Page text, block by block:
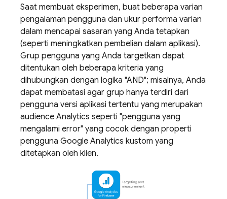
Saat membuat eksperimen, buat beberapa varian
pengalaman pengguna dan ukur performa varian
dalam mencapai sasaran yang Anda tetapkan
(seperti meningkatkan pembelian dalam aplikasi).
Grup pengguna yang Anda targetkan dapat
ditentukan oleh beberapa kriteria yang
dihubungkan dengan logika "AND"; misalnya, Anda
dapat membatasi agar grup hanya terdiri dari
pengguna versi aplikasi tertentu yang merupakan
audience Analytics seperti "pengguna yang
mengalami error" yang cocok dengan properti
pengguna Google Analytics kustom yang
ditetapkan oleh klien.